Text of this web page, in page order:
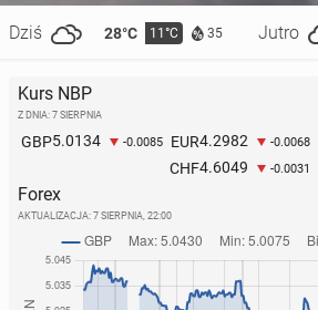
Dziś 28°C 11°C 35 Jutro
Kurs NBP
Z DNIA: 7 SIERPNIA
GBP5.0134 -0.0085 EUR4.2982 -0.0068
CHF4.6049 -0.0031
Forex
AKTUALIZACJA: 7 SIERPNIA, 22:00